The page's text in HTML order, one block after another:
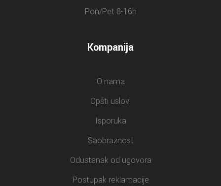
Pon/Pet 8-16h
Kompanija
O nama
Opšti uslovi
Isporuka
Saobraznost
Odustanak od ugovora
Postupak reklamacije